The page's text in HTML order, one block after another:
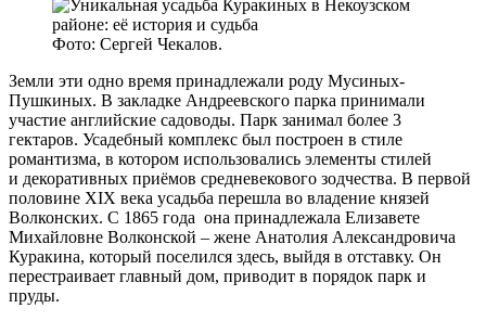
Фото: Сергей Чекалов.
Земли эти одно время принадлежали роду Мусиных-
Пушкиных. В закладке Андреевского парка принимали
участие английские садоводы. Парк занимал более 3
гектаров. Усадебный комплекс был построен в стиле
романтизма, в котором использовались элементы стилей
и декоративных приёмов средневекового зодчества. В первой
половине XIX века усадьба перешла во владение князей
Волконских. С 1865 года она принадлежала Елизавете
Михайловне Волконской – жене Анатолия Александровича
Куракина, который поселился здесь, выйдя в отставку. Он
перестраивает главный дом, приводит в порядок парк и
пруды.